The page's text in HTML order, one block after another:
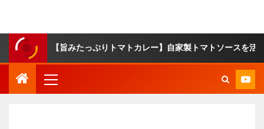
【旨みたっぷりトマトカレー】自家製トマトソースを活用！市販のル